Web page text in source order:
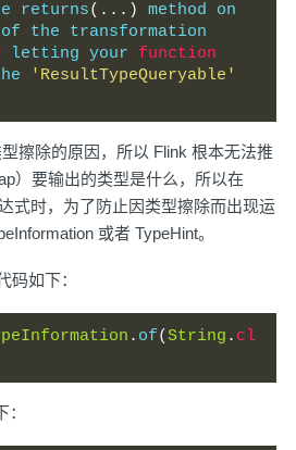
returns(...)
method on
the transformation
letting your function
'ResultTypeQueryable'
擦除的原因，所以 Flink 根本无法推
）要输出的类型是什么，所以在
式时，为了防止因类型擦除而出现运
或者 TypeHint。
码如下：
. of(String . cl